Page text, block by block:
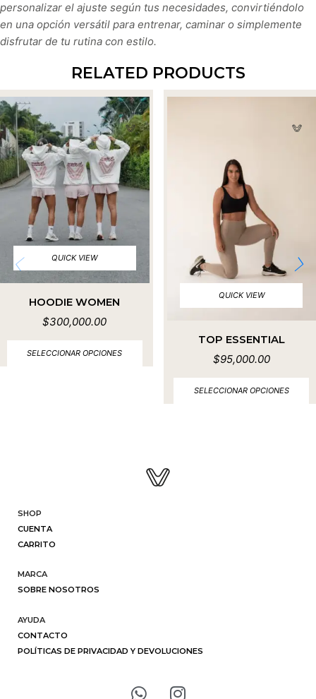
personalizar el ajuste según tus necesidades, convirtiéndolo
en una opción versátil para entrenar, caminar o simplemente
disfrutar de tu rutina con estilo.
RELATED PRODUCTS
QUICK VIEW
HOODIE WOMEN
$300,000.00
SELECCIONAR OPCIONES
QUICK VIEW
TOP ESSENTIAL
$95,000.00
SELECCIONAR OPCIONES
SHOP
CUENTA
CARRITO
MARCA
SOBRE NOSOTROS
AYUDA
CONTACTO
POLÍTICAS DE PRIVACIDAD Y DEVOLUCIONES